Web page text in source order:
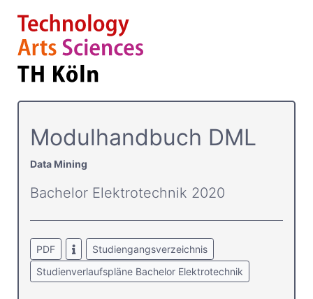
Modulhandbuch DML
Data Mining
Bachelor Elektrotechnik 2020
PDF
Studiengangsverzeichnis
Studienverlaufspläne Bachelor Elektrotechnik